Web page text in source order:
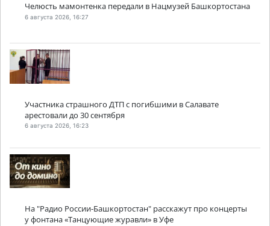
Челюсть мамонтенка передали в Нацмузей Башкортостана
6 августа 2026, 16:27
Участника страшного ДТП с погибшими в Салавате
арестовали до 30 сентября
6 августа 2026, 16:23
На "Радио России-Башкортостан" расскажут про концерты
у фонтана «Танцующие журавли» в Уфе